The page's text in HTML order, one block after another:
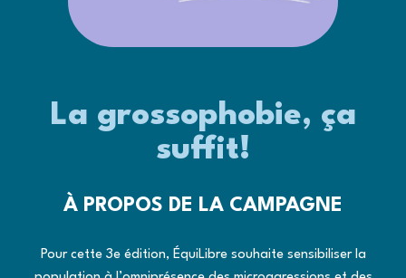
La grossophobie, ça
suffit!
À PROPOS DE LA CAMPAGNE
Pour cette 3e édition, ÉquiLibre souhaite sensibiliser la